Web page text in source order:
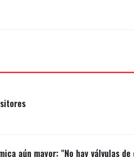
aún mayor: "No hay válvulas de